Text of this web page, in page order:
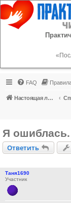
Регистрация
FAQ
Настоящая любовь
Я
Ответить
Ответить
Таня1690
Участник